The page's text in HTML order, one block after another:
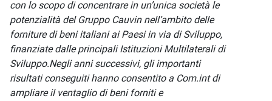
con lo scopo di concentrare in un’unica società le
potenzialità del Gruppo Cauvin nell’ambito delle
forniture di beni italiani ai Paesi in via di Sviluppo,
finanziate dalle principali Istituzioni Multilaterali di
Sviluppo.Negli anni successivi, gli importanti
risultati conseguiti hanno consentito a Com.int di
ampliare il ventaglio di beni forniti e